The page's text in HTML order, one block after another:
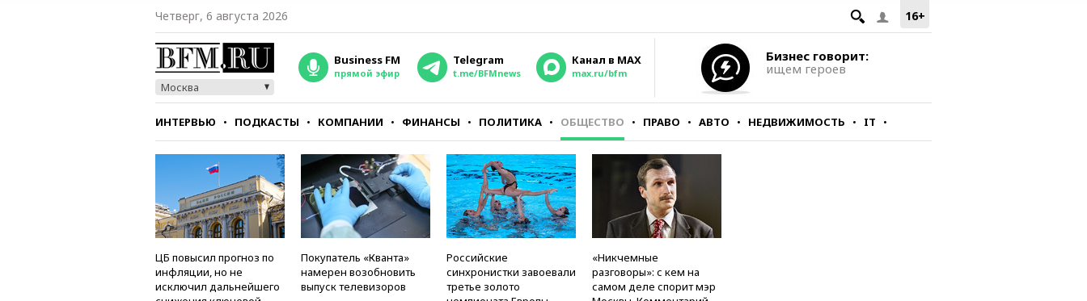
16+
Четверг, 6 августа 2026
Москва
Business FM
прямой эфир
Telegram
t.me/BFMnews
Канал в MAX
max.ru/bfm
Бизнес говорит:
ищем героев
ИНТЕРВЬЮ ПОДКАСТЫ КОМПАНИИ ФИНАНСЫ ПОЛИТИКА ОБЩЕСТВО ПРАВО АВТО НЕДВИЖИМОСТЬ IT
СТИЛЬ ТЕСТЫ
ЦБ повысил прогноз по
инфляции, но не
исключил дальнейшего
Покупатель «Кванта»
намерен возобновить
выпуск телевизоров
Российские
синхронистки завоевали
третье золото
«Никчемные
разговоры»: с кем на
самом деле спорит мэр